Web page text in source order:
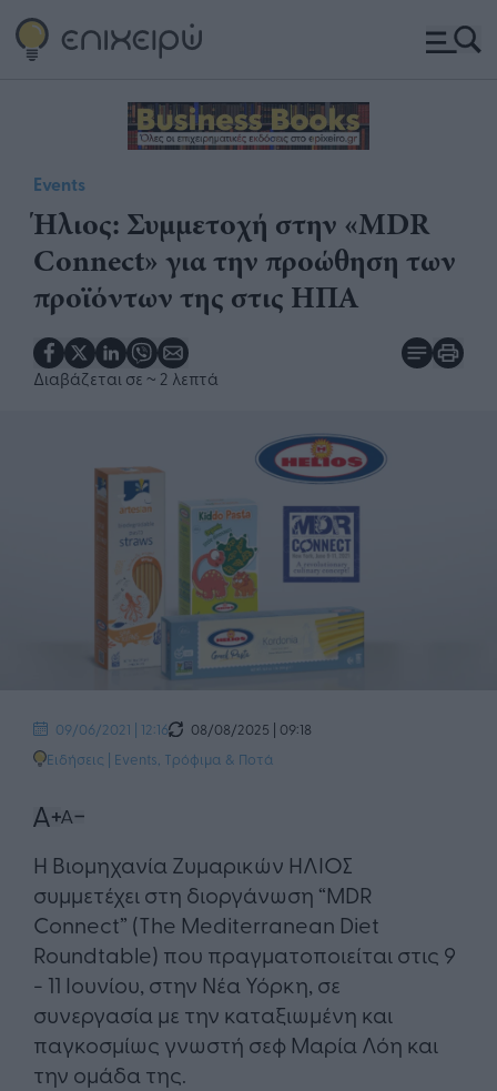
Events
Ήλιος: ​Συμμετοχή στην «MDR
Connect» για την προώθηση των
προϊόντων της στις ΗΠΑ​​
Διαβάζεται σε ~ 2 λεπτά
09/06/2021 | 12:16
08/08/2025 | 09:18
Ειδήσεις | Events Τρόφιμα & Ποτά
Η Βιομηχανία Ζυμαρικών ΗΛΙΟΣ
συμμετέχει στη διοργάνωση “MDR
Connect” (The Mediterranean Diet
Roundtable) που πραγματοποιείται στις 9
- 11 Ιουνίου, στην Νέα Υόρκη, σε
συνεργασία με την καταξιωμένη και
παγκοσμίως γνωστή σεφ Μαρία Λόη και
την ομάδα της.